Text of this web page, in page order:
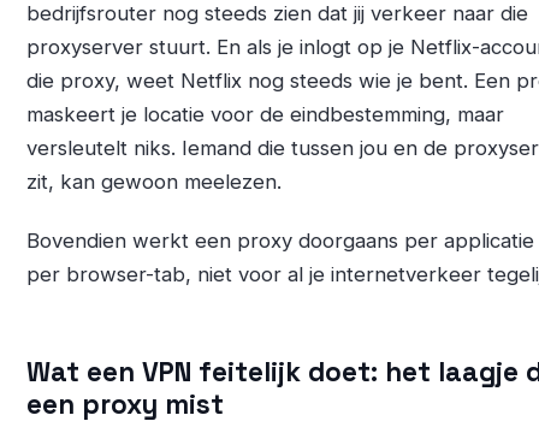
bedrijfsrouter nog steeds zien dat jij verkeer naar die
proxyserver stuurt. En als je inlogt op je Netflix-
die proxy, weet Netflix nog steeds wie je bent. Een
maskeert je locatie voor de eindbestemming, maar
versleutelt niks. Iemand die tussen jou en de
zit, kan gewoon meelezen.
Bovendien werkt een proxy doorgaans per
per browser-tab, niet voor al je internetverkeer
Wat een VPN feitelijk doet: het laagje
een proxy mist